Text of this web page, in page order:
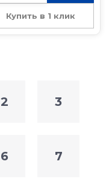
Купить в 1 клик
2 3
6 7